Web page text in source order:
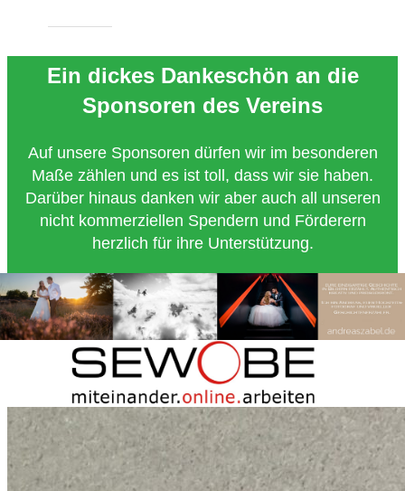
Ein dickes Dankeschön an die
Sponsoren des Vereins
Auf unsere Sponsoren dürfen wir im besonderen
Maße zählen und es ist toll, dass wir sie haben.
Darüber hinaus danken wir aber auch all unseren
nicht kommerziellen Spendern und Förderern
herzlich für ihre Unterstützung.